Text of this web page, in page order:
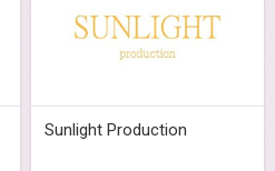
Sunlight Production